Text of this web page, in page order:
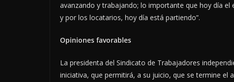
avanzando y trabajando; lo importante que hoy día
y por los locatarios, hoy día está partiendo”.
Opiniones favorables
La presidenta del Sindicato de Trabajadores
iniciativa, que permitirá, a su juicio, que se termine el